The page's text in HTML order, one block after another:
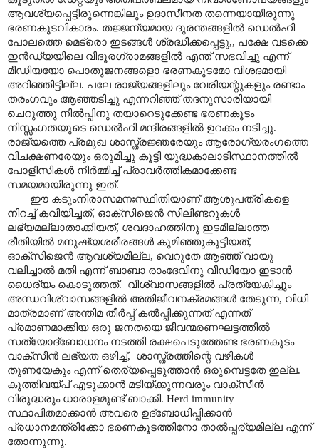
ആവശ്യപ്പെട്ടിരുന്നെങ്കിലും ഉദാസീനത തന്നെയായിരുന്നു
ഭരണകൂടവികാരം. തജ്ജന്യമായ ദുരന്തങ്ങളിൽ ഡെൽഹി
പോലത്തെ മെട്രൊ ഇടങ്ങൾ ശ്രദ്ധിക്കപ്പെട്ടു,, പക്ഷേ വടക്കെ
ഇൻഡ്യയിലെ വിദൂരഗ്രാമങ്ങളിൽ എന്ത് സഭവിച്ചു എന്ന്
മീഡിയയോ പൊതുജനങ്ങളൊ ഭരണകൂടമോ വിശദമായി
അറിഞ്ഞിട്ടില്ല. പലേ രാജ്യങ്ങളിലും വേരിയന്റുകളും രണ്ടാം
തരംഗവും ആഞ്ഞടിച്ചു എന്നറിഞ്ഞ് തദനുസാരിയായി
ചെറുത്തു നിൽപ്പിനു തയാറെടുക്കേണ്ട ഭരണകൂടം
നിസ്സംഗതയുടെ ഡെൽഹി മന്ദിരങ്ങളിൽ ഉറക്കം നടിച്ചു.
രാജ്യത്തെ പ്രമുഖ ശാസ്ത്രജ്ഞരേയും ആരോഗ്യരംഗത്തെ
വിചക്ഷണരേയും ഒരുമിച്ചു കൂട്ടി യുദ്ധകാലാടിസ്ഥാനത്തിൽ
പോളിസികൾ നിർമ്മിച്ച് പ്രാവർത്തികമാക്കേണ്ട
സമയമായിരുന്നു ഇത്.
ഈ കടുംനിരാസമനഃസ്ഥിതിയാണ് ആശുപത്രികളെ
നിറച്ച് കവിയിച്ചത്, ഓക്സിജെൻ സിലിണ്ടറുകൾ
ലഭ്യമല്ലാതാക്കിയത്, ശവദാഹത്തിനു ഇടമില്ലാത്ത
രീതിയിൽ മനുഷ്യശരീരങ്ങൾ കുമിഞ്ഞുകൂട്ടിയത്,
ഓക്സിജെൻ ആവശ്യമില്ല, വെറുതേ ആഞ്ഞ് വായു
വലിച്ചാൽ മതി എന്ന് ബാബാ രാംദേവിനു വീഡിയോ ഇടാൻ
ധൈര്യം കൊടുത്തത്. വിശ്വാസങ്ങളിൽ പ്രത്യേകിച്ചും
അന്ധവിശ്വാസങ്ങളിൽ അതിജീവനക്രമങ്ങൾ തേടുന്ന, വിധി
മാത്രമാണ് അന്തിമ തീർപ്പ് കൽപ്പിക്കുന്നത് എന്നത്
പ്രമാണമാക്കിയ ഒരു ജനതയെ ജീവന്മരണഘട്ടത്തിൽ
സത്യോദ്ബോധനം നടത്തി രക്ഷപെടുത്തേണ്ട ഭരണകൂടം
വാക്സീൻ ലഭ്യത ഒഴിച്ച്, ശാസ്ത്രത്തിന്റെ വഴികൾ
തുണയേകും എന്ന് തെര്യപ്പെടുത്താൻ ഒരുമ്പെട്ടതേ ഇല്ല.
കുത്തിവയ്പ് എടുക്കാൻ മടിയ്ക്കുന്നവരും വാക്സീൻ
വിരുദ്ധരും ധാരാളമുണ്ട് ബാക്കി. Herd immunity
സ്ഥാപിതമാക്കാൻ അവരെ ഉദ്ബോധിപ്പിക്കാൻ
പ്രധാനമന്ത്രിക്കോ ഭരണകൂടത്തിനോ താൽപ്പര്യമില്ല എന്ന്
തോന്നുന്നു.